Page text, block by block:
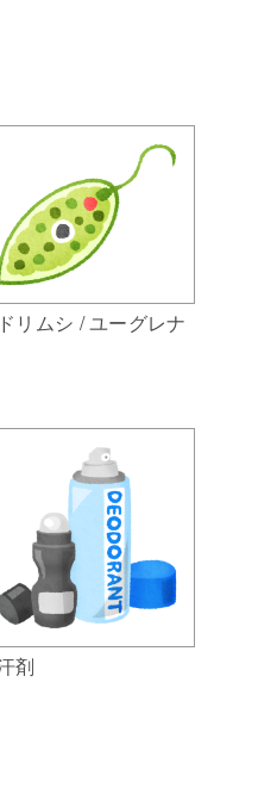
リムシ / ユーグレナ
剤